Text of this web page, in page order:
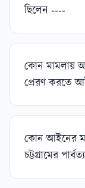
ছিলেন ----
কোন মামলায়
প্রেরণ করতে
কোন আইনের
চট্টগ্রামের